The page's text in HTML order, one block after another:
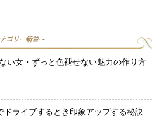
い女・ずっと色褪せない魅力の作り方
ドライブするとき印象アップする秘訣